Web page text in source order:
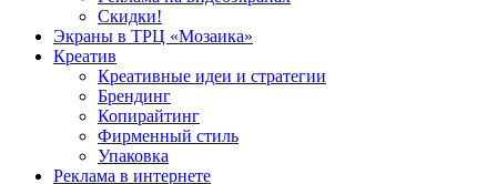
Скидки!
Экраны в ТРЦ «Мозаика»
Креатив
Креативные идеи и стратегии
Брендинг
Копирайтинг
Фирменный стиль
Упаковка
Реклама в интернете